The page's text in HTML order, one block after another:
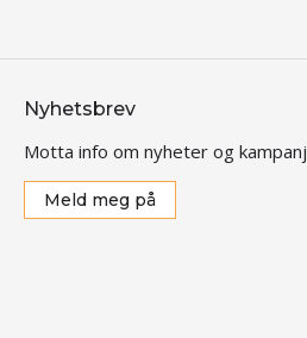
Nyhetsbrev
Motta info om nyheter og
Meld meg på